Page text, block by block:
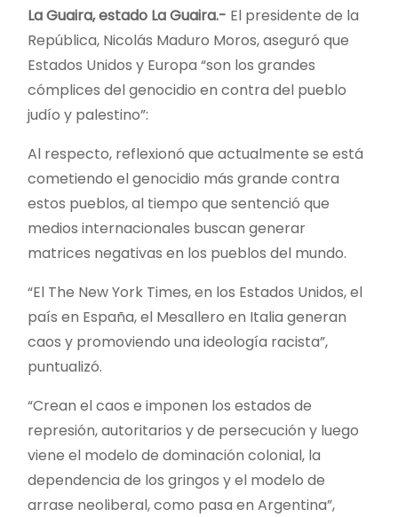
La Guaira, estado La Guaira.- El presidente de la
República, Nicolás Maduro Moros, aseguró que
Estados Unidos y Europa “son los grandes
cómplices del genocidio en contra del pueblo
judío y palestino”:
Al respecto, reflexionó que actualmente se está
cometiendo el genocidio más grande contra
estos pueblos, al tiempo que sentenció que
medios internacionales buscan generar
matrices negativas en los pueblos del mundo.
“El The New York Times, en los Estados Unidos, el
país en España, el Mesallero en Italia generan
caos y promoviendo una ideología racista”,
puntualizó.
“Crean el caos e imponen los estados de
represión, autoritarios y de persecución y luego
viene el modelo de dominación colonial, la
dependencia de los gringos y el modelo de
arrase neoliberal, como pasa en Argentina”,